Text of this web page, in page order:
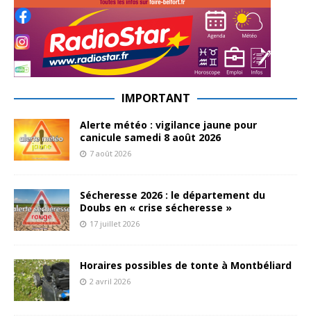
IMPORTANT
Alerte météo : vigilance jaune pour
canicule samedi 8 août 2026
7 août 2026
Sécheresse 2026 : le département du
Doubs en « crise sécheresse »
17 juillet 2026
Horaires possibles de tonte à Montbéliard
2 avril 2026